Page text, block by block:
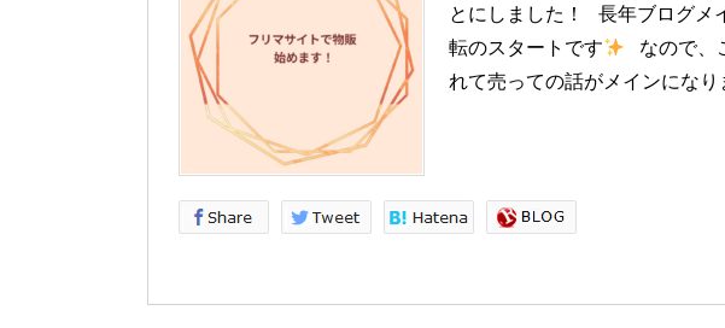
とにしました！ 長年ブログメ
転のスタートです
なので、
れて売っての話がメインにな